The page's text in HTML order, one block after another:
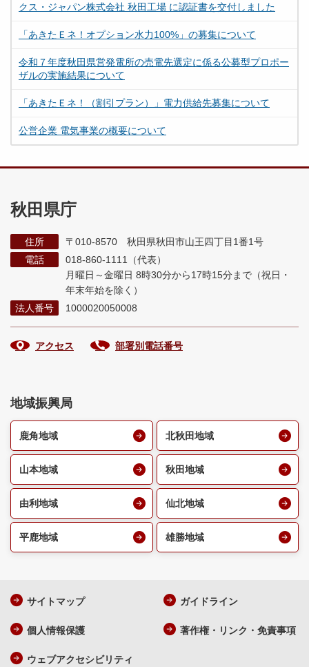
クス・ジャパン株式会社 秋田工場 に認証書を交付しました
「あきたＥネ！オプション水力100%」の募集について
令和７年度秋田県営発電所の売電先選定に係る公募型プロポー
ザルの実施結果について
「あきたＥネ！（割引プラン）」電力供給先募集について
公営企業 電気事業の概要について
秋田県庁
住所
〒010-8570 秋田県秋田市山王四丁目1番1号
電話
018-860-1111（代表）
月曜日～金曜日 8時30分から17時15分まで （祝日・
年末年始を除く）
法人番号
1000020050008
アクセス 部署別電話番号
地域振興局
鹿角地域 北秋田地域
山本地域 秋田地域
由利地域 仙北地域
平鹿地域 雄勝地域
サイトマップ ガイドライン
個人情報保護 著作権・リンク・免責事項
ウェブアクセシビリティ